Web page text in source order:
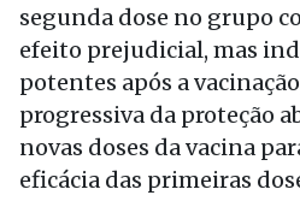
segunda dose no grupo
efeito prejudicial, mas
potentes após a
progressiva da proteção
novas doses da vacina
eficácia das primeiras